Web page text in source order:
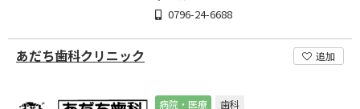
0796-24-6688
あだち歯科クリニック 追加
病院・医療 歯科